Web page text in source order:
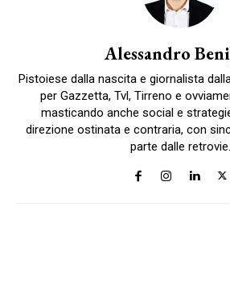
Alessandro
Pistoiese dalla nascita e giornalista
per Gazzetta, Tvl, Tirreno e
masticando anche social e
direzione ostinata e contraria, con
parte dalle retrovie.